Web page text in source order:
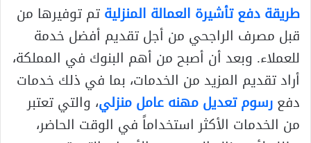
طريقة دفع تأشيرة العمالة المنزليةتم توفيرها من
قبل مصرف الراجحي من أجل تقديم أفضل خدمة
للعملاء. وبعد أن أصبح من أهم البنوك في المملكة،
أراد تقديم المزيد من الخدمات، بما في ذلك خدمات
دفعرسوم تعديل مهنه عامل منزلي، والتي تعتبر
من الخدمات الأكثر استخداماً في الوقت الحاضر،